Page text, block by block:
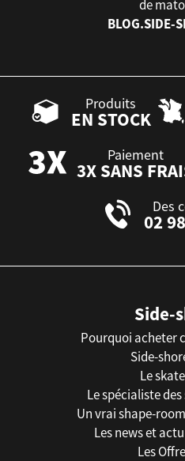
de
BLOG.SIDE-
Produits
EN STOCK
Paiement
3X SANS
Des
02
Side-
Pourquoi acheter
Side-
Le
Le spécialiste
Un vrai shape-
Les news et
Les